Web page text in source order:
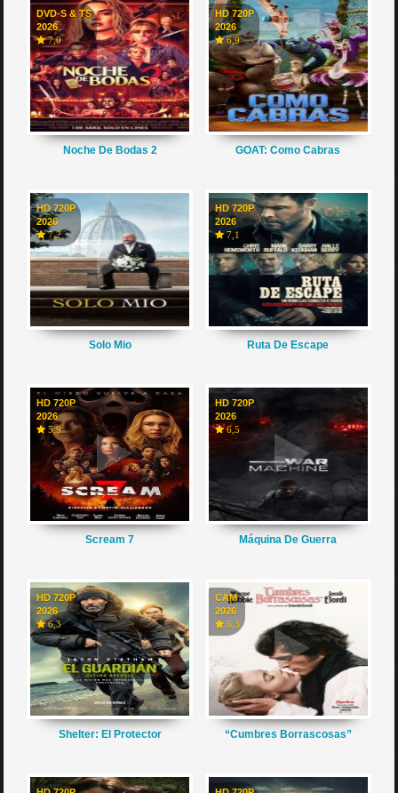
DVD-S & TS
2026
7,0
Noche De Bodas 2
HD 720P
2026
6,9
GOAT: Como Cabras
HD 720P
2026
7,2
Solo Mio
HD 720P
2026
7,1
Ruta De Escape
HD 720P
2026
5,9
Scream 7
HD 720P
2026
6,5
Máquina De Guerra
HD 720P
2026
6,3
Shelter: El Protector
CAM
2026
6,3
“Cumbres Borrascosas”